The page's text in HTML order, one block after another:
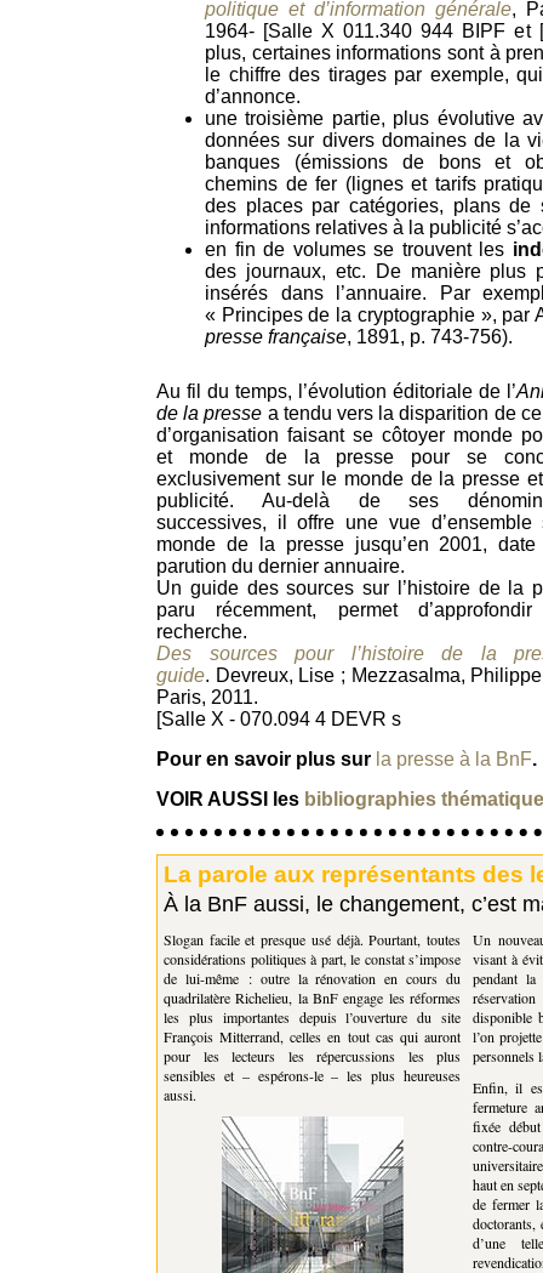
politique et d’information générale,
1964- [Salle X 011.340 944 BIPF et
plus, certaines informations sont à
le chiffre des tirages par exemple,
d’annonce.
une troisième partie, plus évolutive
données sur divers domaines de la
banques (émissions de bons et
chemins de fer (lignes et tarifs
des places par catégories, plans
informations relatives à la publicité
en fin de volumes se trouvent les
des journaux, etc. De manière plus
insérés dans l’annuaire. Par
« Principes de la cryptographie », par
presse française, 1891, p. 743-756).
Au fil du temps, l’évolution éditoriale de l’
de la presse a tendu vers la disparition de
d’organisation faisant se côtoyer monde
et monde de la presse pour se
exclusivement sur le monde de la presse
publicité. Au-delà de ses
successives, il offre une vue d’ensemble
monde de la presse jusqu’en 2001,
parution du dernier annuaire.
Un guide des sources sur l’histoire de la
paru récemment, permet
recherche.
Des sources pour l’histoire de la
guide. Devreux, Lise ; Mezzasalma,
Paris, 2011.
[Salle X - 070.094 4 DEVR s
Pour en savoir plus sur la presse à la BnF.
VOIR AUSSI les bibliographies
La parole aux représentants des
À la BnF aussi, le changement, c’est
Slogan facile et presque usé déjà. Pourtant, toutes
considérations politiques à part, le constat s’impose
de lui-même : outre la rénovation en cours du
quadrilatère Richelieu, la BnF engage les réformes
les plus importantes depuis l’ouverture du site
François Mitterrand, celles en tout cas qui auront
pour les lecteurs les répercussions les plus
sensibles et – espérons-le – les plus heureuses
aussi.
Un
visant à
pendant
disponible
l’on
personnels
Enfin, il
fermeture
fixée
contre-
haut en
de fermer
doctorants,
d’une